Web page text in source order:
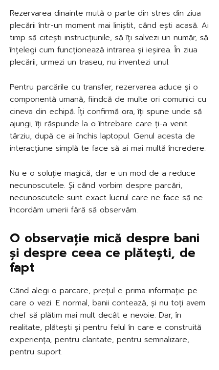
Rezervarea dinainte mută o parte din stres din ziua
plecării într-un moment mai liniștit, când ești acasă. Ai
timp să citești instrucțiunile, să îți salvezi un număr, să
înțelegi cum funcționează intrarea și ieșirea. În ziua
plecării, urmezi un traseu, nu inventezi unul.
Pentru parcările cu transfer, rezervarea aduce și o
componentă umană, fiindcă de multe ori comunici cu
cineva din echipă. Îți confirmă ora, îți spune unde să
ajungi, îți răspunde la o întrebare care ți-a venit
târziu, după ce ai închis laptopul. Genul acesta de
interacțiune simplă te face să ai mai multă încredere.
Nu e o soluție magică, dar e un mod de a reduce
necunoscutele. Și când vorbim despre parcări,
necunoscutele sunt exact lucrul care ne face să ne
încordăm umerii fără să observăm.
O observație mică despre bani
și despre ceea ce plătești, de
fapt
Când alegi o parcare, prețul e prima informație pe
care o vezi. E normal, banii contează, și nu toți avem
chef să plătim mai mult decât e nevoie. Dar, în
realitate, plătești și pentru felul în care e construită
experiența, pentru claritate, pentru semnalizare,
pentru suport.